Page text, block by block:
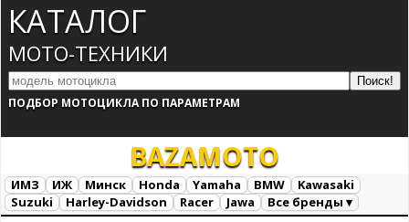
КАТАЛОГ
МОТО-ТЕХНИКИ
ПОДБОР МОТОЦИКЛА ПО ПАРАМЕТРАМ
BAZAMOTO
ИМЗ ИЖ Минск Honda Yamaha BMW
Kawasaki
Suzuki
Harley-Davidson Racer Jawa
Все бренды ▾